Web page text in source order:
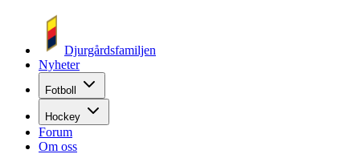
Djurgårdsfamiljen
Nyheter
Fotboll
Hockey
Forum
Om oss